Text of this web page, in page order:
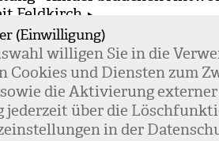
(Einwilligung)
wil­li­gen Sie in die
Coo­kies und Diens­ten zum
die Akti­vie­rung
über die
in der
Feldkirch
Bludenz
Eltern - Vortrag
Gefühle bei Kindern